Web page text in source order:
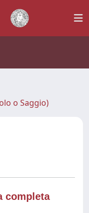
o Saggio)
completa